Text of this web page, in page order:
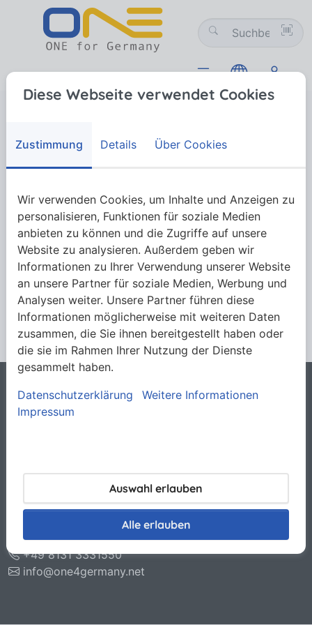
Artikel 89192 Terrassenschrauben,
Senkkopf
Artikel 89192 Terrassenschrauben, Senkkopf
Mehr anzeigen
Rechtliches
Allgemeine Verkaufsbedingungen
Impressum
O.N.E. GmbH & Co. KG
85221 Dachau
+49 8131 3331550
info@one4germany.net
Diese Webseite verwendet Cookies
Zustimmung Details Über Cookies
Wir verwenden Cookies, um Inhalte und Anzeigen zu
personalisieren, Funktionen für soziale Medien
anbieten zu können und die Zugriffe auf unsere
Website zu analysieren. Außerdem geben wir
Informationen zu Ihrer Verwendung unserer Website
an unsere Partner für soziale Medien, Werbung und
Analysen weiter. Unsere Partner führen diese
Informationen möglicherweise mit weiteren Daten
zusammen, die Sie ihnen bereitgestellt haben oder
die sie im Rahmen Ihrer Nutzung der Dienste
gesammelt haben.
Datenschutzerklärung
Weitere Informationen
Impressum
Auswahl erlauben
Alle erlauben